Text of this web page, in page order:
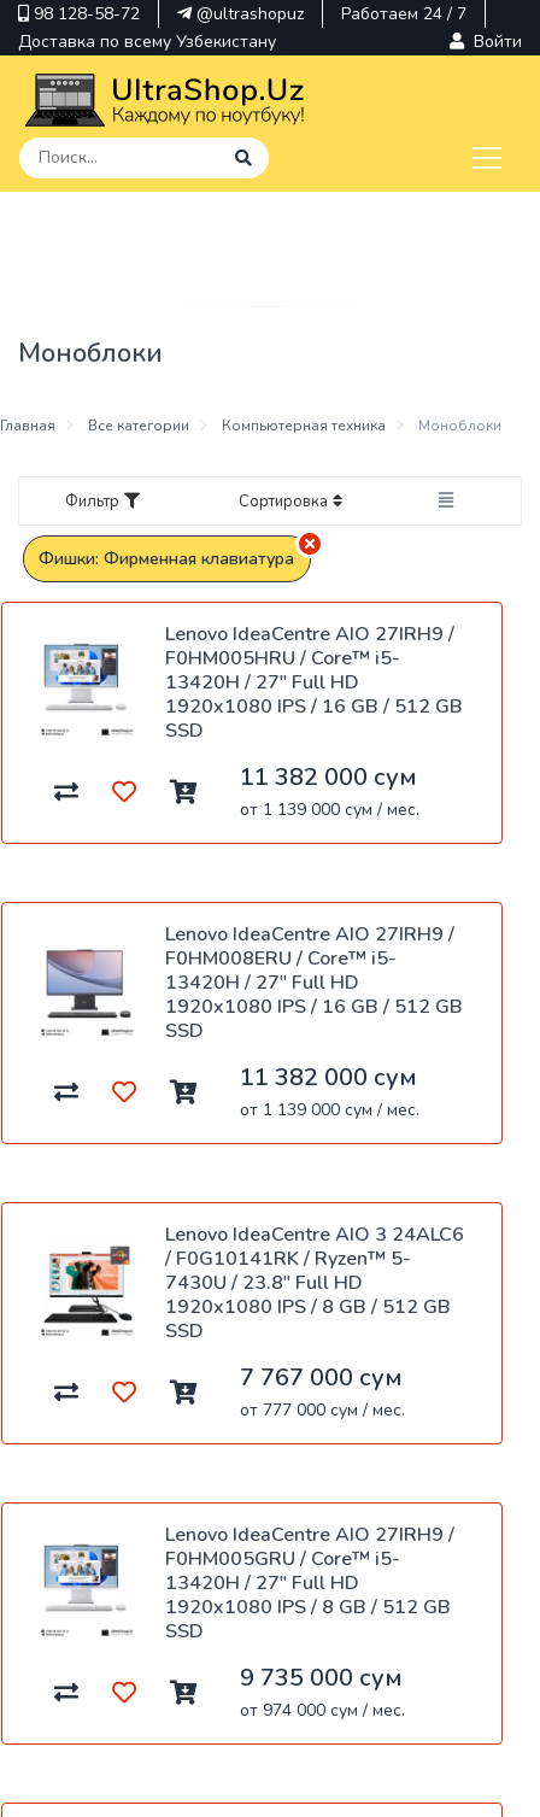
98 128-58-72 @ultrashopuz
Работаем 24 / 7
Доставка по всему Узбекистану
Войти
Hp
Моноблоки
Главная Все категории Компьютерная техника Моноблоки
Фильтр Сортировка
Фишки: Фирменная клавиатура
Lenovo IdeaCentre AIO 27IRH9 /
F0HM005HRU / Core™ i5-
13420H / 27" Full HD
1920x1080 IPS / 16 GB / 512 GB
SSD
11 382 000 сум
от 1 139 000 сум / мес.
Lenovo IdeaCentre AIO 27IRH9 /
F0HM008ERU / Core™ i5-
13420H / 27" Full HD
1920x1080 IPS / 16 GB / 512 GB
SSD
11 382 000 сум
от 1 139 000 сум / мес.
Lenovo IdeaCentre AIO 3 24ALC6
/ F0G10141RK / Ryzen™ 5-
7430U / 23.8" Full HD
1920x1080 IPS / 8 GB / 512 GB
SSD
7 767 000 сум
от 777 000 сум / мес.
Lenovo IdeaCentre AIO 27IRH9 /
F0HM005GRU / Core™ i5-
13420H / 27" Full HD
1920x1080 IPS / 8 GB / 512 GB
SSD
9 735 000 сум
от 974 000 сум / мес.